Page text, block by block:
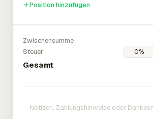
Position hinzufügen
Zwischensumme
Steuer
Gesamt